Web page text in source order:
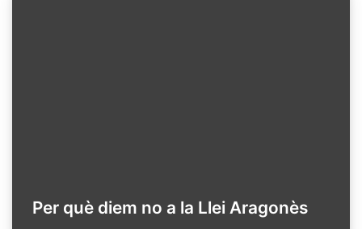
Per què diem no a la Llei Aragonès